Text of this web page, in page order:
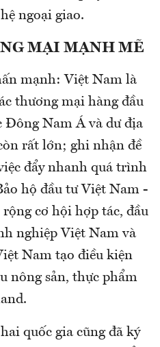
ngoại giao.
MẠI MẠNH MẼ
mạnh: Việt Nam là
thương mại hàng đầu
Đông Nam Á và dư địa
rất lớn; ghi nhận đề
đẩy nhanh quá trình
hộ đầu tư Việt Nam -
cơ hội hợp tác, đầu
nghiệp Việt Nam và
Nam tạo điều kiện
nông sản, thực phẩm
quốc gia cũng đã ký